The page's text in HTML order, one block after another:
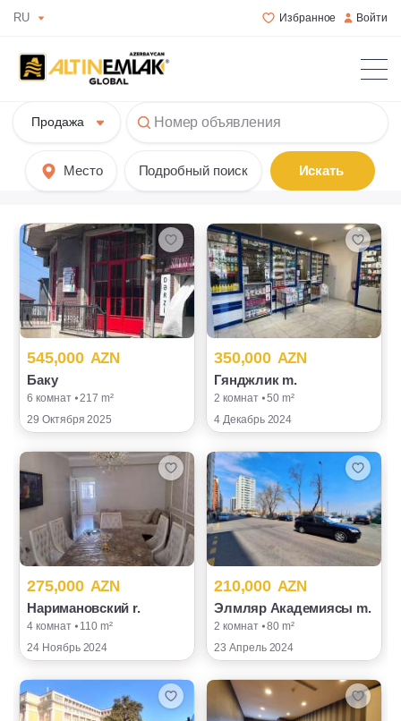
RU Избранное Войти
Продажа
Место Подробный поиск Искать
545,000 AZN
Баку
6 комнат ⦁ 217 m²
29 Октября 2025
350,000 AZN
Гянджлик m.
2 комнат ⦁ 50 m²
4 Декабрь 2024
275,000 AZN
Наримановский r.
4 комнат ⦁ 110 m²
24 Ноябрь 2024
210,000 AZN
Элмляр Академиясы m.
2 комнат ⦁ 80 m²
23 Апрель 2024